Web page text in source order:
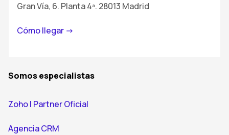
Gran Vía, 6. Planta 4ª. 28013 Madrid
Cómo llegar ->
Somos especialistas
Zoho | Partner Oficial
Agencia CRM